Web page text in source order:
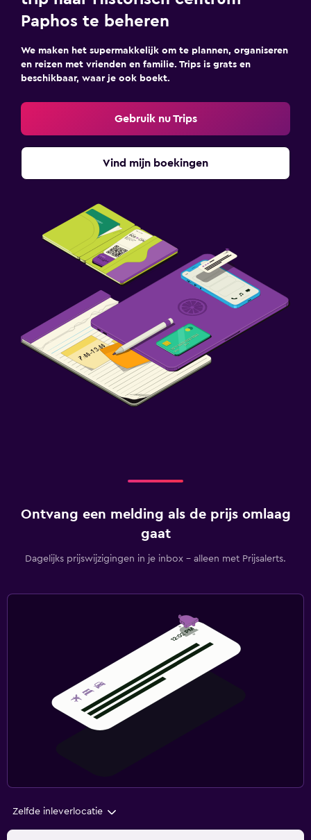
Paphos te beheren
We maken het supermakkelijk om te plannen, organiseren
en reizen met vrienden en familie. Trips is grats en
beschikbaar, waar je ook boekt.
Gebruik nu Trips
Vind mijn boekingen
Ontvang een melding als de prijs omlaag
gaat
Dagelijks prijswijzigingen in je inbox - alleen met Prijsalerts.
Zelfde inleverlocatie